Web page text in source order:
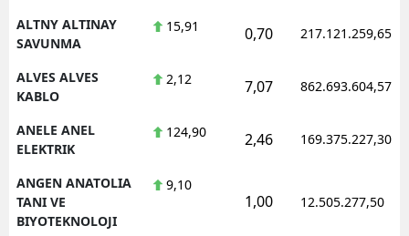
Yalova
Osmaniye
ALTNY ALTINAY
SAVUNMA
15,91 0,70 217.121.259,65
ALVES ALVES
KABLO
2,12 7,07 862.693.604,57
ANELE ANEL
ELEKTRIK
124,90 2,46 169.375.227,30
ANGEN ANATOLIA
TANI VE
BIYOTEKNOLOJI
9,10
1,00 12.505.277,50